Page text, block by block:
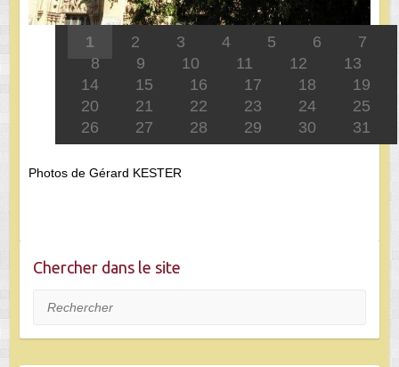
1 2 3 4 5 6
7
8
9 10 11 12
13
14
15 16 17 18
19
20
21 22 23 24
25
26
27 28 29 30 31
Photos de Gérard KESTER
Chercher dans le site
Rechercher